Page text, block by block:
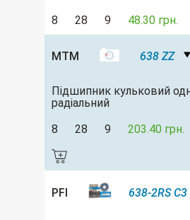
8 28 9 48.30 грн.
MTM 638 ZZ
Підшипник кульковий
радіальний
8
28 9 203.40 грн.
PFI 638-2RS C3